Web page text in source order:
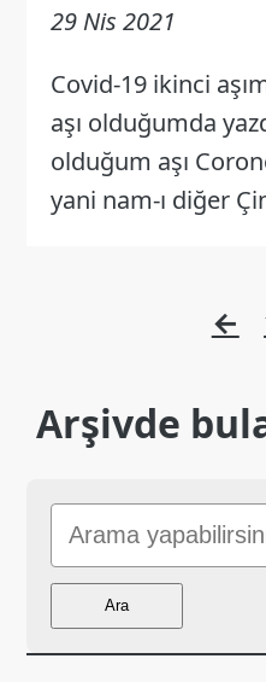
29 Nis 2021
Covid-19 ikinci
aşı olduğumda
olduğum aşı
yani nam-ı diğer
←
Arşivde
Sitede
Ara
Ara